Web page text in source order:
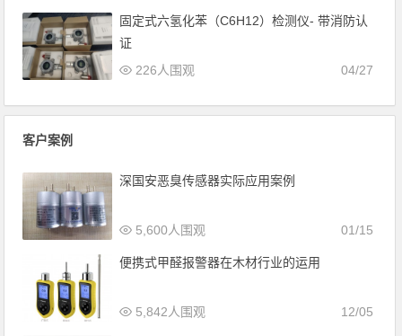
固定式六氢化苯（C6H12）检测仪- 带消防认
证
04/27
226人围观
客户案例
深国安恶臭传感器实际应用案例
01/15
5,600人围观
便携式甲醛报警器在木材行业的运用
12/05
5,842人围观